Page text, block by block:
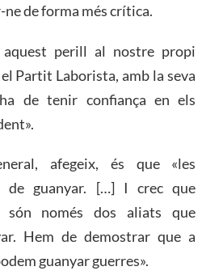
de forma més crítica.
perill al nostre propi
Partit Laborista, amb la seva
de tenir confiança en els
afegeix, és que «les
de guanyar. […] I crec que
només dos aliats que
Hem de demostrar que a
guanyar guerres».